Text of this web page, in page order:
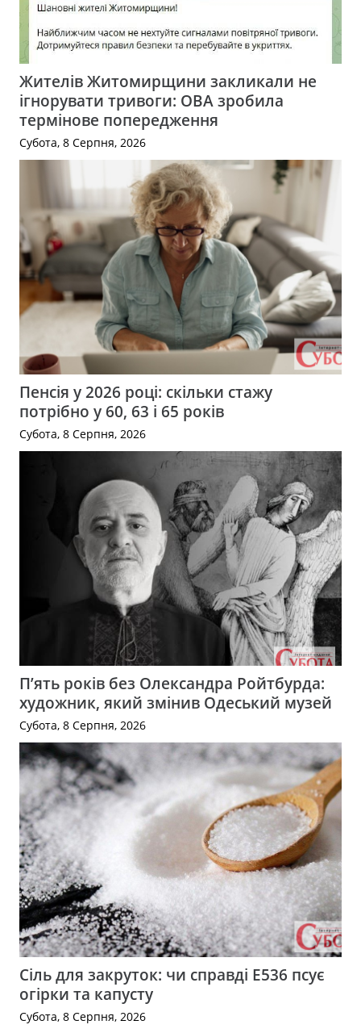
Жителів Житомирщини закликали не
ігнорувати тривоги: ОВА зробила
термінове попередження
Субота, 8 Серпня, 2026
Пенсія у 2026 році: скільки стажу
потрібно у 60, 63 і 65 років
Субота, 8 Серпня, 2026
П’ять років без Олександра Ройтбурда:
художник, який змінив Одеський музей
Субота, 8 Серпня, 2026
Сіль для закруток: чи справді Е536 псує
огірки та капусту
Субота, 8 Серпня, 2026